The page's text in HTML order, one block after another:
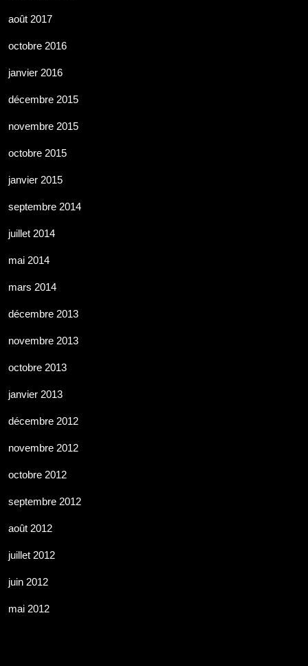
août 2017
octobre 2016
janvier 2016
décembre 2015
novembre 2015
octobre 2015
janvier 2015
septembre 2014
juillet 2014
mai 2014
mars 2014
décembre 2013
novembre 2013
octobre 2013
janvier 2013
décembre 2012
novembre 2012
octobre 2012
septembre 2012
août 2012
juillet 2012
juin 2012
mai 2012